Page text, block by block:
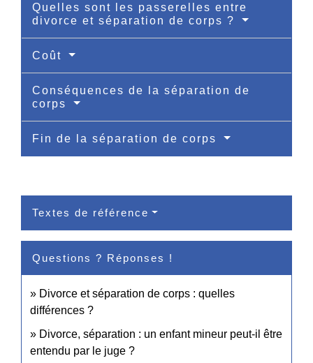
Quelles sont les passerelles entre
divorce et séparation de corps ?
Coût
Conséquences de la séparation de
corps
Fin de la séparation de corps
Textes de référence
Questions ? Réponses !
Divorce et séparation de corps : quelles
différences ?
Divorce, séparation : un enfant mineur peut-il être
entendu par le juge ?